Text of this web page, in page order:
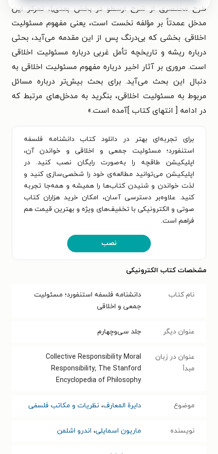
طرح مختصری از شرح ارسطو در بخش بعدی)، تمرکز این
مدخل عمدتاً بر مؤلفه نخست است، یعنی مفهوم مسئولیت
اخلاقی. بخشی که بی‌درنگ پس از این مقدمه می‌آید، بحثی
درباره ریشه و تاریخچه تأمل غربی درباره مسئولیت اخلاقی
است. مروری بر آثار اخیر درباره مفهوم مسئولیت اخلاقی به
دنبال این بحث می‌آید. برای بحث بیش‌تر درباره مسائل
مربوط به مسئولیت اخلاقی، بنگرید به مدخل‌های مرتبط که
در ادامه [ انتهای کتاب ]آمده است.»
برای تجربه‌ای بهتر در دانلود کتاب دانشنامه فلسفه
استنفورد؛ مسئولیت جمعی و اخلاقی و خواندن آن،
اپلیکیشن طاقچه را به‌صورت رایگان نصب کنید. در
اپلیکیشن می‌توانید مطالعه‌ی خود را شخصی‌سازی کنید و
لذت خواندن و شنیدن کتاب‌ها را همیشه و همه‌جا تجربه
کنید. علاوه‌بر دسترسی آسان، امکان خرید هزاران کتاب
صوتی و الکترونیکی با تخفیف‌های ویژه و بهترین قیمت هم
فراهم است.
نصب
مشخصات کتاب الکترونیکی
نام کتاب
دانشنامه فلسفه استنفورد؛ مسئولیت
جمعی و اخلاقی
عنوان دیگر جلد سی‌وچهارم
عنوان در زبان
مبدأ
Collective Responsibility Moral
Responsibility; The Stanford
Encyclopedia of Philosophy
موضوع دایرة المعارف، نظریات و مکاتب فلسفی
نویسنده ماریون اسمایلی، اندرو اشلمن